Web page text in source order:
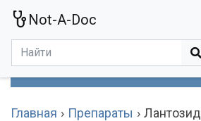
Not-A-Doc
Главная Препараты Лантозид